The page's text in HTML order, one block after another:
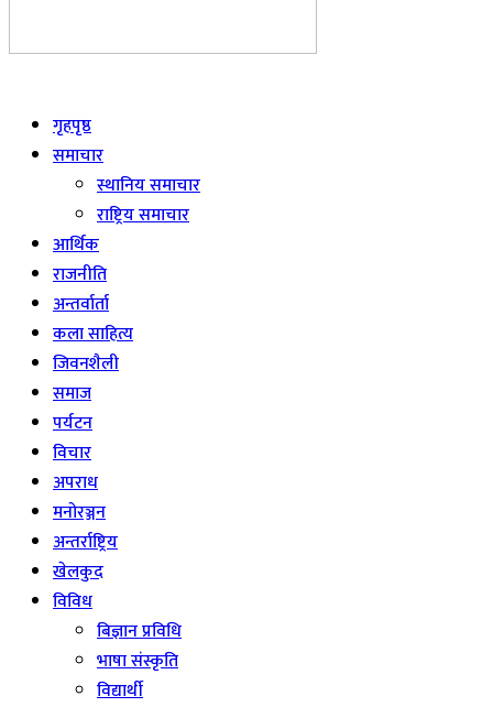
गृहपृष्ठ
समाचार
स्थानिय समाचार
राष्ट्रिय समाचार
आर्थिक
राजनीति
अन्तर्वार्ता
कला साहित्य
जिवनशैली
समाज
पर्यटन
विचार
अपराध
मनोरञ्जन
अन्तर्राष्ट्रिय
खेलकुद
विविध
बिज्ञान प्रविधि
भाषा संस्कृति
विद्यार्थी